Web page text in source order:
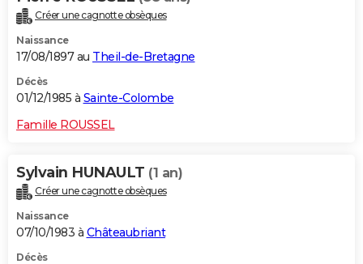
Créer une cagnotte obsèques
Naissance
17/08/1897 au Theil-de-Bretagne
Décès
01/12/1985 à Sainte-Colombe
Famille ROUSSEL
Sylvain HUNAULT (1 an)
Créer une cagnotte obsèques
Naissance
07/10/1983 à Châteaubriant
Décès